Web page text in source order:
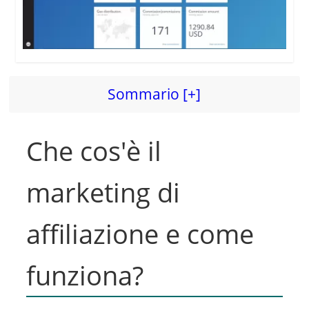
Sommario [+]
Che cos'è il
marketing di
affiliazione e come
funziona?